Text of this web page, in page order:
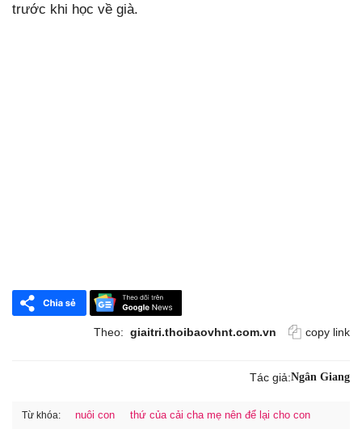
trước khi học về già.
Theo: giaitri.thoibaovhnt.com.vn copy link
Tác giả:Ngân Giang
Từ khóa: nuôi con thứ của cải cha mẹ nên để lại cho con